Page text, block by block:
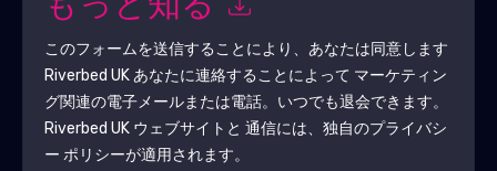
もっと知る
このフォームを送信することにより、あなたは同意します
Riverbed UKあなたに連絡することによって マーケティン
グ関連の電子メールまたは電話。いつでも退会できます。
Riverbed UKウェブサイトと 通信には、独自のプライバシ
ー ポリシーが適用されます。